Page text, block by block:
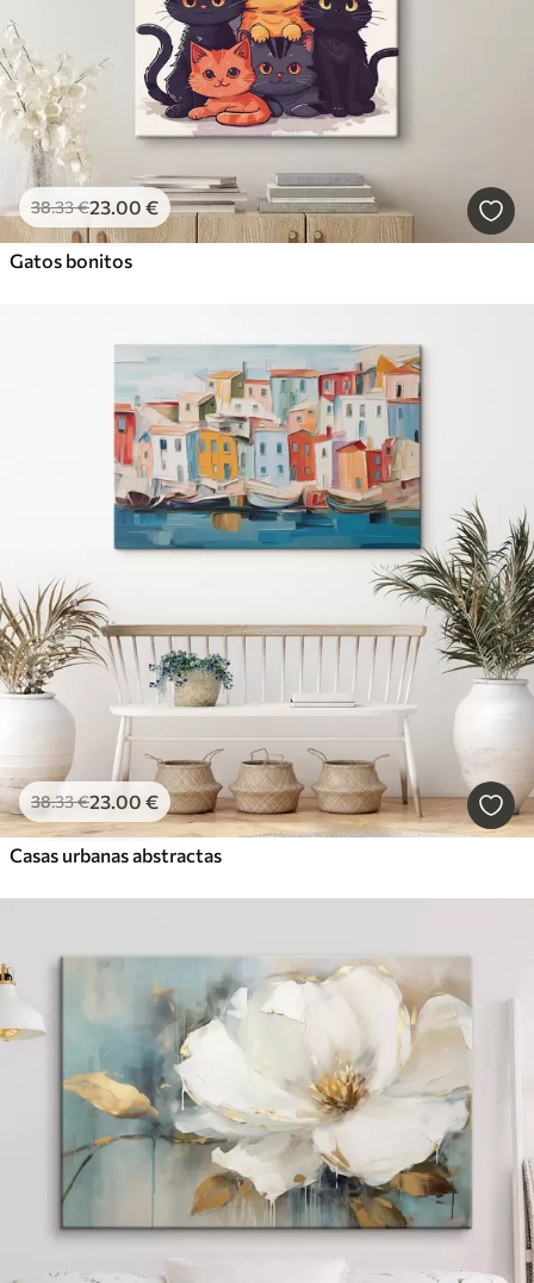
38.33€23.00 €
Gatos bonitos
38.33€23.00 €
Casas urbanas abstractas